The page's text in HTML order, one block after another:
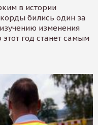
в истории
бились один за
изменения
год станет самым